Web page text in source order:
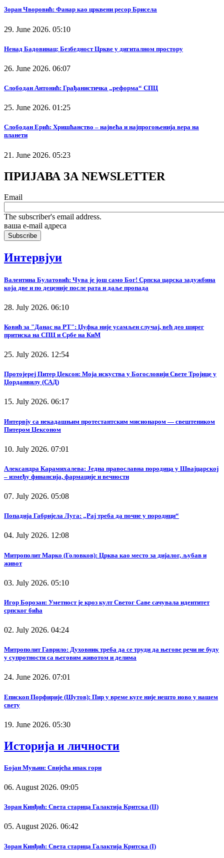
Зоран Чворовић: Фанар као црквени ресор Брисела
29. June 2026. 05:10
Ненад Бадовинац: Безбедност Цркве у дигиталном простору
26. June 2026. 06:07
Слободан Антонић: Грађанистичка „реформа“ СПЦ
25. June 2026. 01:25
Слободан Ерић: Хришћанство – највећа и најпрогоњенија вера на
планети
21. June 2026. 05:23
ПРИЈАВА ЗА NEWSLETTER
Email
The subscriber's email address.
ваша е-mail адреса
Интервјуи
Валентина Булатовић: Чува је још само Бог! Српска царска задужбина
која две и по деценије после рата и даље пропада
28. July 2026. 06:10
Ковић за "Данас на РТ": Џуфка није усамљен случај, већ део ширег
притиска на СПЦ и Србе на КиМ
25. July 2026. 12:54
Протојереј Питер Џексон: Моја искуства у Богословији Свете Тројице у
Џорданвилу (САД)
15. July 2026. 06:17
Интервју са некадашњим протестантским мисионаром — свештеником
Питером Џексоном
10. July 2026. 07:01
Александра Карамихалева: Једна православна породица у Швајцарској
– између финансија, фармације и вечности
07. July 2026. 05:08
Попадија Габријела Луга: „Рај треба да почне у породици“
04. July 2026. 12:08
Митрополит Марко (Головков): Црква као место за дијалог, љубав и
живот
03. July 2026. 05:10
Игор Борозан: Уметност је кроз култ Светог Саве сачувала идентитет
српског бића
02. July 2026. 04:24
Митрополит Гаврило: Духовник треба да се труди да његове речи не буду
у супротности са његовим животом и делима
24. June 2026. 07:01
Епископ Порфирије (Шутов): Пир у време куге није нешто ново у нашем
свету
19. June 2026. 05:30
Историја и личности
Бојан Муњин: Свијећа ипак гори
06. August 2026. 09:05
Зоран Кинђић: Света старица Галактија Критска (II)
05. August 2026. 06:42
Зоран Кинђић: Света старица Галактија Критска (I)